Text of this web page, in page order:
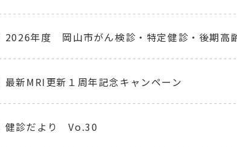
2026年度 岡山市がん検診・特定健診・後期高
最新MRI更新１周年記念キャンペーン
健診だより Vo.30